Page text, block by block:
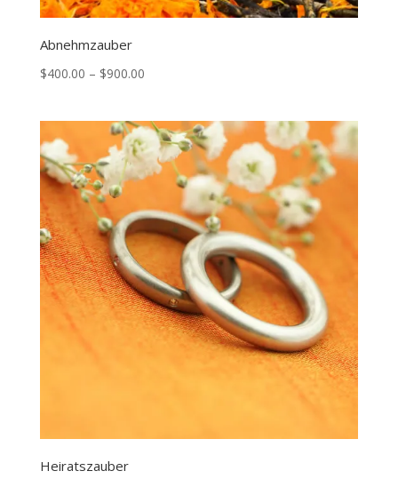
Abnehmzauber
$400.00 – $900.00Price
through
$900.00
Heiratszauber